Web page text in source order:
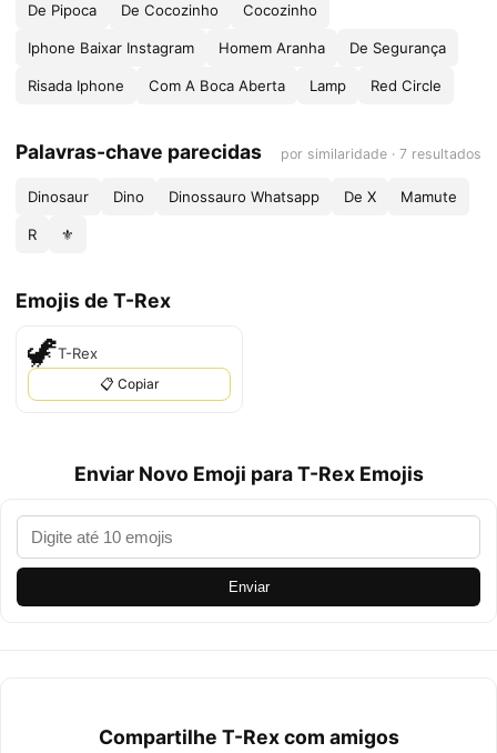
De Pipoca De Cocozinho Cocozinho
Iphone Baixar Instagram Homem Aranha De Segurança
Risada Iphone Com A Boca Aberta Lamp Red Circle
Palavras-chave parecidas por similaridade · 7 resultados
Dinosaur Dino Dinossauro Whatsapp De X Mamute
R ⚜️
Emojis de T-Rex
🦖T-Rex
📋 Copiar
Enviar Novo Emoji para T-Rex Emojis
Enviar
Compartilhe T-Rex com amigos